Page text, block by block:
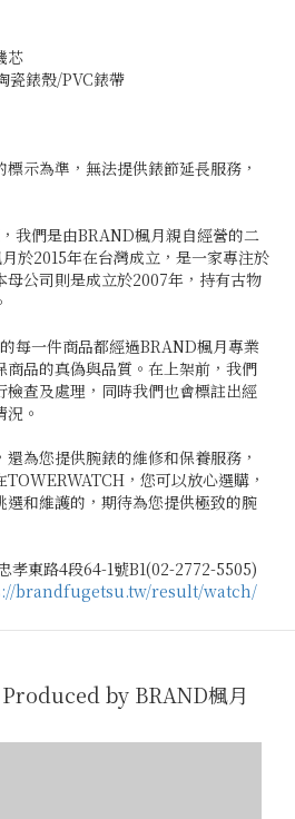
芯
錶殼/PVC錶帶
示為準，無法提供錶節延長服務，
我們是由BRAND楓月親自經營的二
於2015年在台灣成立，是一家專注於
母公司則是成立於2007年，持有古物
每一件商品都經過BRAND楓月專業
商品的真偽與品質。在上架前，我們
檢查及處理，同時我們也會標註出經
。
為您提供腕錶的維修和保養服務，
，您可以放心選購，
和維護的，期待為您提供極致的腕
孝東路4段64-1號B1(02-2772-5505)
brandfugetsu.tw/result/watch/
by BRAND楓月